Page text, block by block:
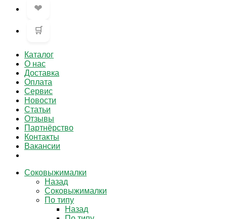
❤
🛒
Каталог
О нас
Доставка
Оплата
Сервис
Новости
Статьи
Отзывы
Партнёрство
Контакты
Вакансии
Соковыжималки
Назад
Соковыжималки
По типу
Назад